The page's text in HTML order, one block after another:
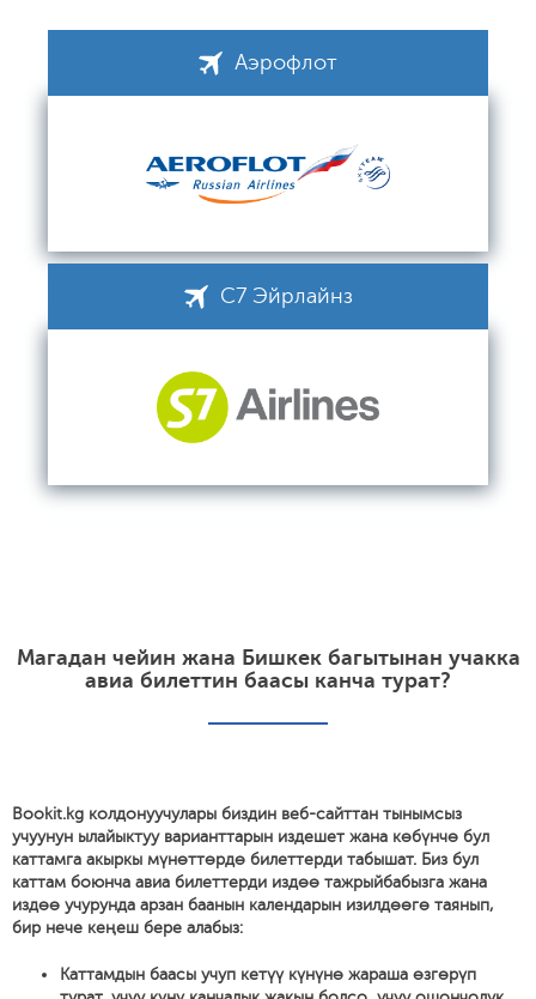
Аэрофлот
С7 Эйрлайнз
Магадан чейин жана Бишкек багытынан учакка
авиа билеттин баасы канча турат?
Bookit.kg колдонуучулары биздин веб-сайттан тынымсыз
учуунун ылайыктуу варианттарын издешет жана көбүнчө бул
каттамга акыркы мүнөттөрдө билеттерди табышат. Биз бул
каттам боюнча авиа билеттерди издөө тажрыйбабызга жана
издөө учурунда арзан баанын календарын изилдөөгө таянып,
бир нече кеңеш бере алабыз:
Каттамдын баасы учуп кетүү күнүнө жараша өзгөрүп